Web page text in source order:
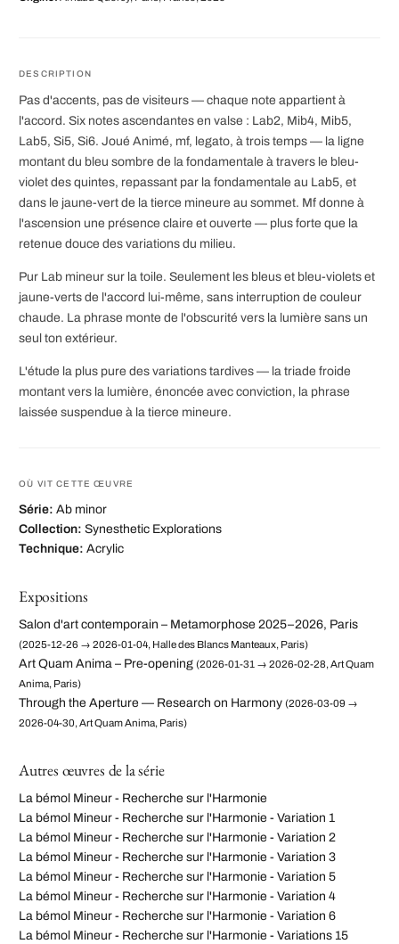
DESCRIPTION
Pas d'accents, pas de visiteurs — chaque note appartient à
l'accord. Six notes ascendantes en valse : Lab2, Mib4, Mib5,
Lab5, Si5, Si6. Joué Animé, mf, legato, à trois temps — la ligne
montant du bleu sombre de la fondamentale à travers le bleu-
violet des quintes, repassant par la fondamentale au Lab5, et
dans le jaune-vert de la tierce mineure au sommet. Mf donne à
l'ascension une présence claire et ouverte — plus forte que la
retenue douce des variations du milieu.
Pur Lab mineur sur la toile. Seulement les bleus et bleu-violets et
jaune-verts de l'accord lui-même, sans interruption de couleur
chaude. La phrase monte de l'obscurité vers la lumière sans un
seul ton extérieur.
L'étude la plus pure des variations tardives — la triade froide
montant vers la lumière, énoncée avec conviction, la phrase
laissée suspendue à la tierce mineure.
OÙ VIT CETTE ŒUVRE
Série: Ab minor
Collection: Synesthetic Explorations
Technique: Acrylic
Expositions
Salon d'art contemporain – Metamorphose 2025–2026, Paris
(2025-12-26 → 2026-01-04, Halle des Blancs Manteaux, Paris)
Art Quam Anima – Pre-opening (2026-01-31 → 2026-02-28, Art Quam
Anima, Paris)
Through the Aperture — Research on Harmony (2026-03-09 →
2026-04-30, Art Quam Anima, Paris)
Autres œuvres de la série
La bémol Mineur - Recherche sur l'Harmonie
La bémol Mineur - Recherche sur l'Harmonie - Variation 1
La bémol Mineur - Recherche sur l'Harmonie - Variation 2
La bémol Mineur - Recherche sur l'Harmonie - Variation 3
La bémol Mineur - Recherche sur l'Harmonie - Variation 5
La bémol Mineur - Recherche sur l'Harmonie - Variation 4
La bémol Mineur - Recherche sur l'Harmonie - Variation 6
La bémol Mineur - Recherche sur l'Harmonie - Variations 15